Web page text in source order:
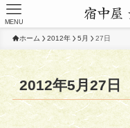
MENU
ホーム 2012年 5月 27日
2012年5月27日